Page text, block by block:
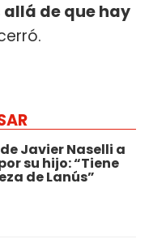
allá de que hay
Javier Naselli a
su hijo: “Tiene
de Lanús”